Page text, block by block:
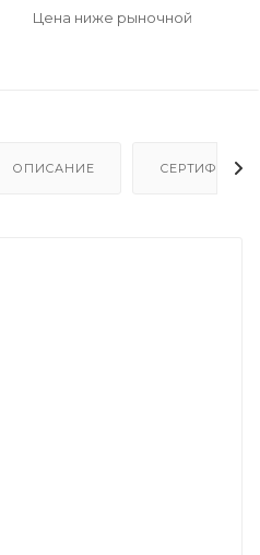
Цена ниже рыночной
ОПИСАНИЕ